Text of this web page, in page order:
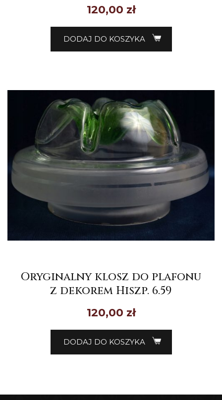
120,00 zł
DODAJ DO KOSZYKA
Oryginalny klosz do plafonu
z dekorem Hiszp. 6.59
120,00 zł
DODAJ DO KOSZYKA